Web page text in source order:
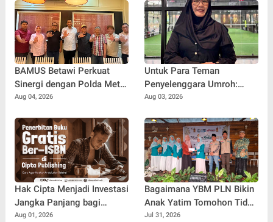
Props dalam Film 'Fajar
Sebelum Merah'
Hiburan
BAMUS Betawi Perkuat
Sinergi dengan Polda Metro
Jaya, Tegaskan Komitmen
Damai, dan Kondusif Jelang
HUT ke-81 Republik
Indonesia
Aug 04, 2026
Untuk Para Teman
Penyelenggara Umroh:
Jangan Sampai Tertipu
Aug 03, 2026
Hak Cipta Menjadi Investasi
Jangka Panjang bagi
Penulis Buku
Aug 01, 2026
Bagaimana YBM PLN Bikin
Anak Yatim Tomohon Tidak
Tertinggal di Tahun Ajaran
Jul 31, 2026